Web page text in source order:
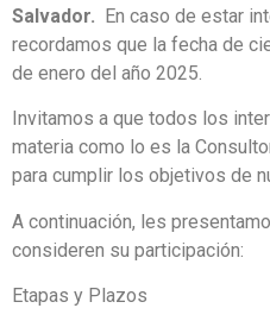
Salvador. En caso de estar
recordamos que la fecha de
de enero del año 2025.
Invitamos a que todos los
materia como lo es la
para cumplir los objetivos de
A continuación, les
consideren su participación:
Etapas y Plazos